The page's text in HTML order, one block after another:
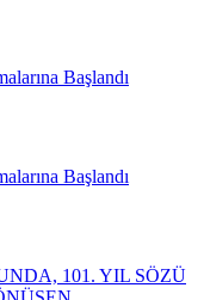
Başlandı
Başlandı
101. YIL SÖZÜ